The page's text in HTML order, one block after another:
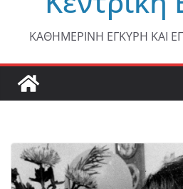
ΚΑΘΗΜΕΡΙΝΗ ΕΓΚΥΡΗ ΚΑΙ